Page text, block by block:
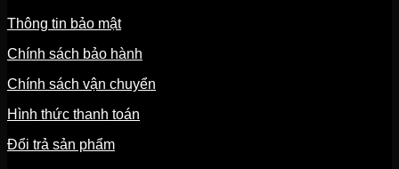
Thông tin bảo mật
Chính sách bảo hành
Chính sách vận chuyển
Hình thức thanh toán
Đổi trả sản phẩm